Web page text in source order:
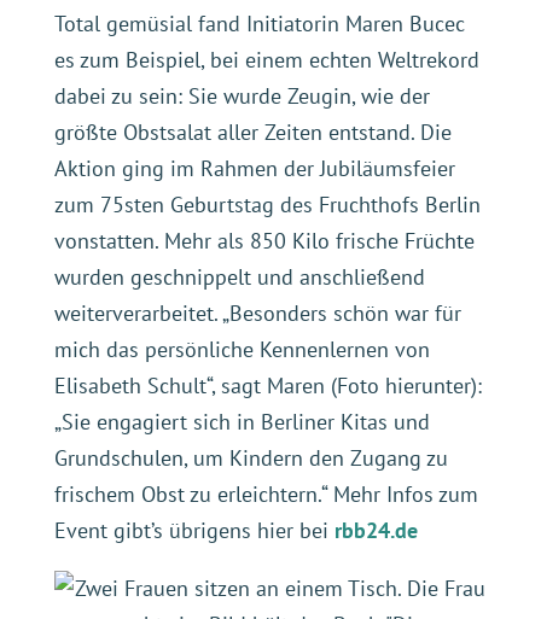
Total gemüsial fand Initiatorin Maren Bucec
es zum Beispiel, bei einem echten Weltrekord
dabei zu sein: Sie wurde Zeugin, wie der
größte Obstsalat aller Zeiten entstand. Die
Aktion ging im Rahmen der Jubiläumsfeier
zum 75sten Geburtstag des Fruchthofs Berlin
vonstatten. Mehr als 850 Kilo frische Früchte
wurden geschnippelt und anschließend
weiterverarbeitet. „Besonders schön war für
mich das persönliche Kennenlernen von
Elisabeth Schult“, sagt Maren (Foto hierunter):
„Sie engagiert sich in Berliner Kitas und
Grundschulen, um Kindern den Zugang zu
frischem Obst zu erleichtern.“ Mehr Infos zum
Event gibt’s übrigens hier bei rbb24.de